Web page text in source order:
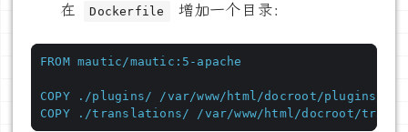
在 Dockerfile 增加一个目录：
FROM mautic/mautic:5-apache
COPY ./plugins/
/var/www/html/docroot/plugins/
COPY
./translations/ /var/www/html/docroot/